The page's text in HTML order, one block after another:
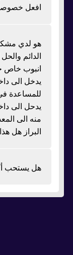
افعل خصوصا
هو لدي
الدائم
انبوب خاص
يدخل الى
للمساعدة في
يدحل الى
منه الى
البراز هل
هل يستحب